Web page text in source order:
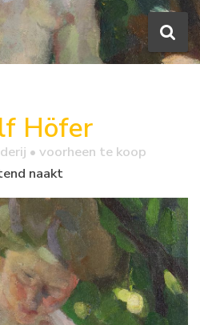
Höfer
• voorheen te koop
naakt